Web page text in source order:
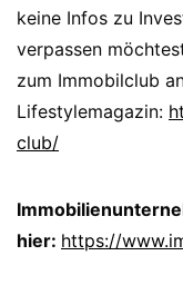
keine Infos zu
verpassen
zum Immobilclub
Lifestylemagazin:
club/
hier: https://